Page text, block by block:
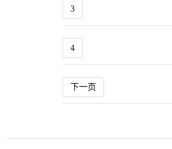
3
4
下一页